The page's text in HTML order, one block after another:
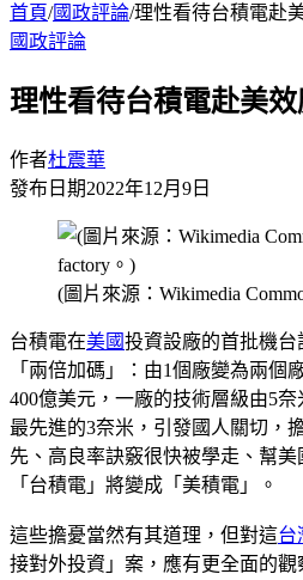
首頁/國政評論/理性看待台積電赴
國政評論
理性看待台積電赴美效
作者杜震華
發布日期2022年12月9日
(圖片來源：Wikimedia
台積電在美國投資設廠的首批機
「兩倍加碼」：由1個廠變為兩個
400億美元，一廠的技術層級由5
最先進的3奈米，引發國人關切，
先、高良率訣竅很快被學走、幫
「台積電」將變成「美積電」。
這些擔憂當然有其道理，但對這台
接對外投資」案，應有更全面的